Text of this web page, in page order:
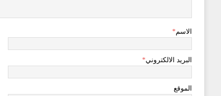
الاسم*
البريد الالكتروني*
الموقع